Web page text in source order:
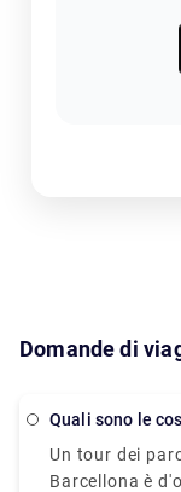
Domande di
Quali sono le
Un tour dei
Barcellona è